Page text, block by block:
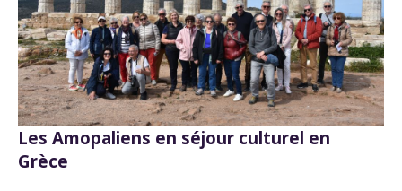
Les Amopaliens en séjour culturel en
Grèce